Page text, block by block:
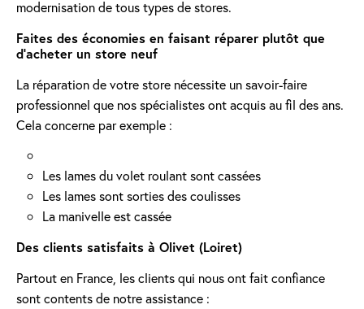
modernisation de tous types de stores.
Faites des économies en faisant réparer plutôt que
d'acheter un store neuf
La réparation de votre store nécessite un savoir-faire
professionnel que nos spécialistes ont acquis au fil des ans.
Cela concerne par exemple :
Les lames du volet roulant sont cassées
Les lames sont sorties des coulisses
La manivelle est cassée
Des clients satisfaits à Olivet (Loiret)
Partout en France, les clients qui nous ont fait confiance
sont contents de notre assistance :